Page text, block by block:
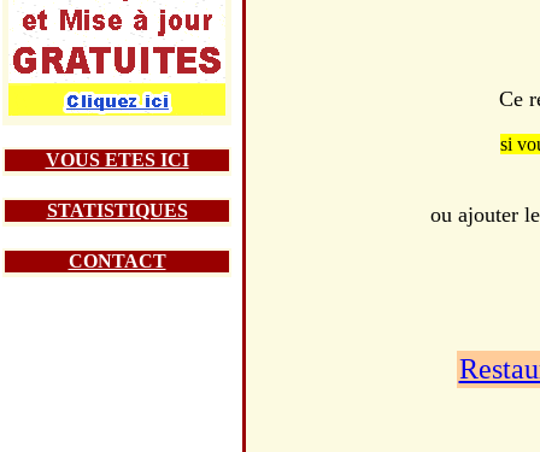
VOUS ETES ICI
STATISTIQUES
CONTACT
Ce
si
ou ajouter